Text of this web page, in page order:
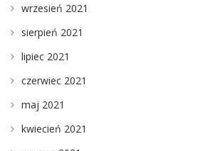
wrzesień 2021
sierpień 2021
lipiec 2021
czerwiec 2021
maj 2021
kwiecień 2021